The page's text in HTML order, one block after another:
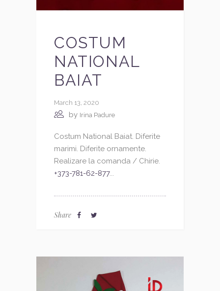
COSTUM
NATIONAL
BAIAT
March 13, 2020
by Irina Padure
Costum National Baiat. Diferite
marimi. Diferite ornamente.
Realizare la comanda / Chirie.
+373-781-62-877...
Share